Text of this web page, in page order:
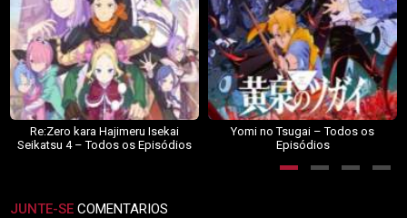
Re:Zero kara Hajimeru Isekai
Seikatsu 4 – Todos os Episódios
Yomi no Tsugai – Todos os
Episódios
JUNTE-SE COMENTARIOS